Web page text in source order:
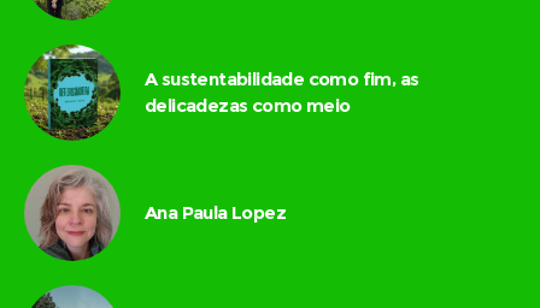
A sustentabilidade como fim, as
delicadezas como meio
Ana Paula Lopez